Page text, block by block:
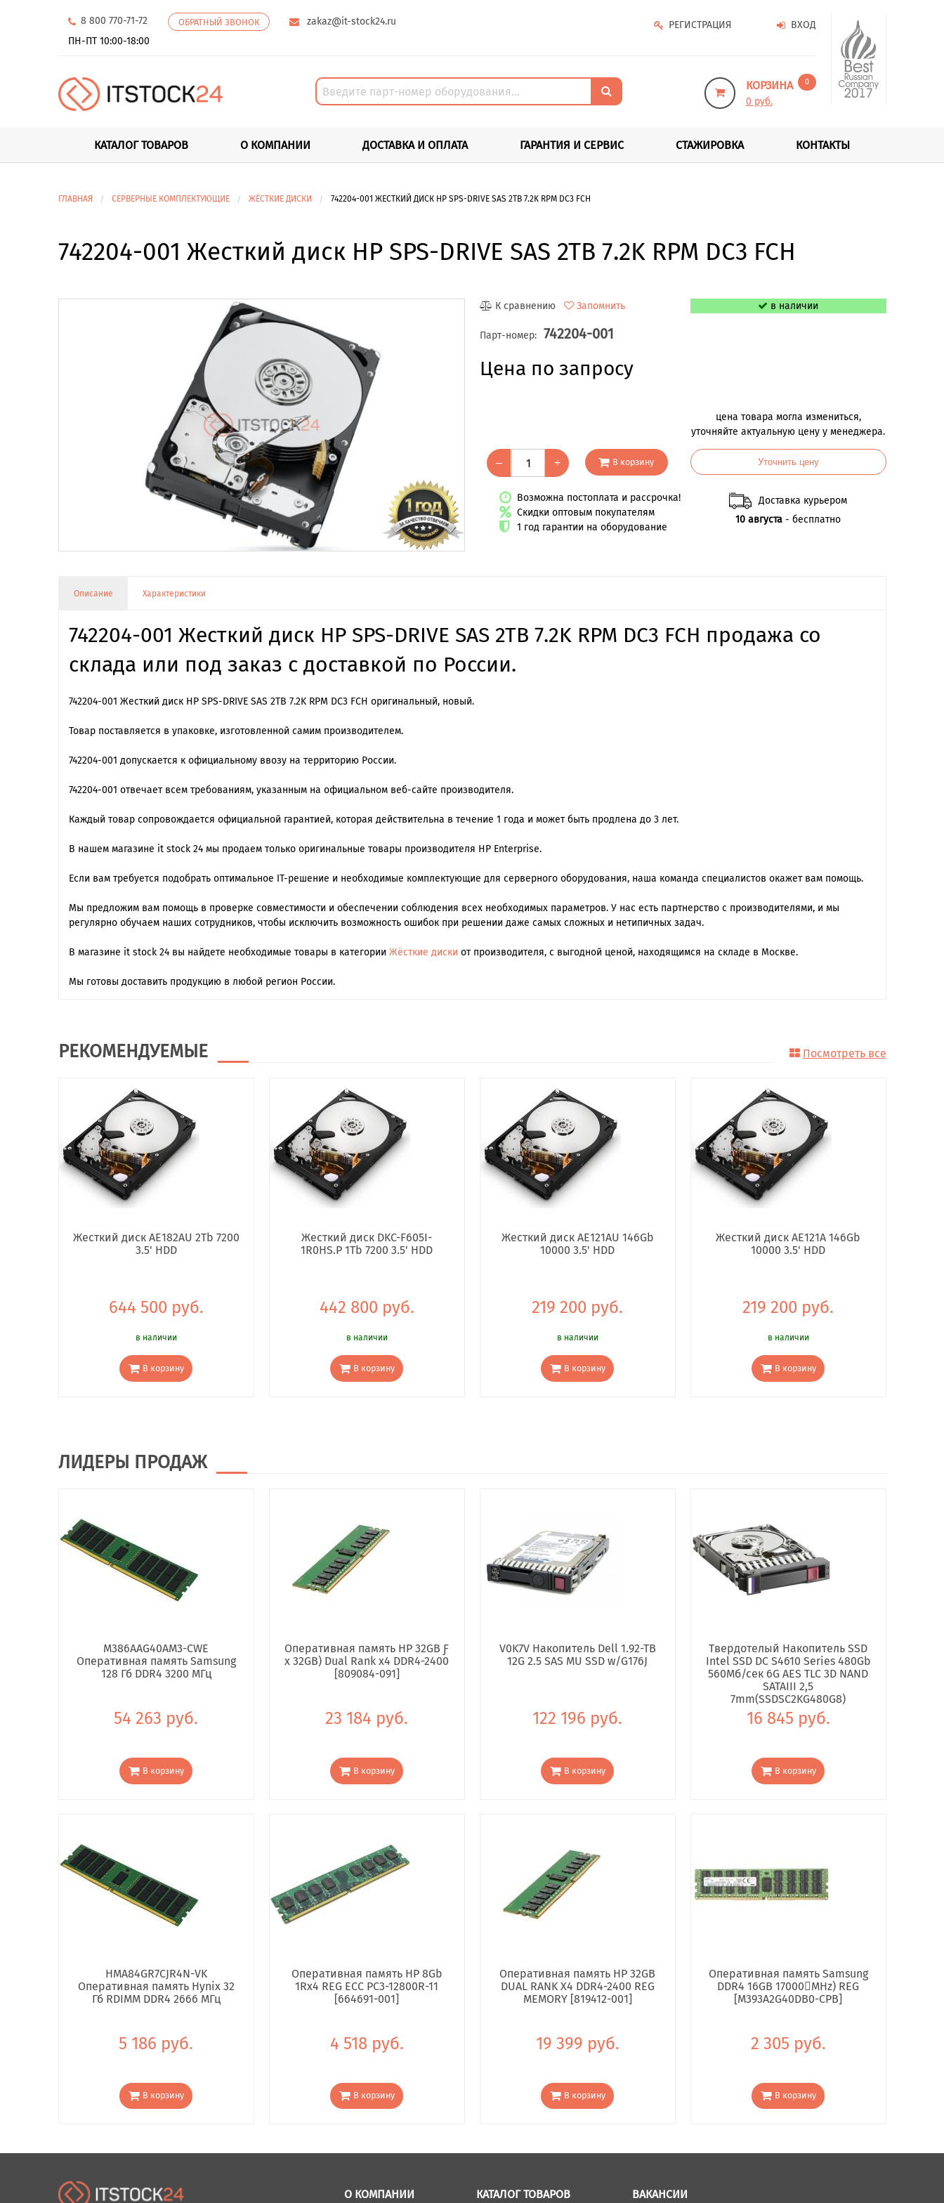
8 800 770-71-72 ОБРАТНЫЙ ЗВОНОК
zakaz@it-stock24.ru
ПН-ПТ 10:00-18:00
ВХОД
РЕГИСТРАЦИЯ
КОРЗИНА 0
0 руб.
КАТАЛОГ ТОВАРОВ О КОМПАНИИ ДОСТАВКА И ОПЛАТА ГАРАНТИЯ И СЕРВИС СТАЖИРОВКА КОНТАКТЫ
ГЛАВНАЯ СЕРВЕРНЫЕ КОМПЛЕКТУЮЩИЕ ЖЁСТКИЕ ДИСКИ 742204-001 ЖЕСТКИЙ ДИСК HP SPS-DRIVE SAS 2TB 7.2K RPM DC3 FCH
742204-001 Жесткий диск HP SPS-DRIVE SAS 2TB 7.2K RPM DC3 FCH
К сравнению Запомнить
Парт-номер: 742204-001
Цена по запросу
– + В корзину
Возможна постоплата и рассрочка!
Скидки оптовым покупателям
1 год гарантии на оборудование
в наличии
цена товара могла измениться,
уточняйте актуальную цену у менеджера.
Уточнить цену
Доставка курьером
10 августа - бесплатно
Описание Характеристики
742204-001 Жесткий диск HP SPS-DRIVE SAS 2TB 7.2K RPM DC3 FCH продажа со
склада или под заказ с доставкой по России.
742204-001 Жесткий диск HP SPS-DRIVE SAS 2TB 7.2K RPM DC3 FCH оригинальный, новый.
Товар поставляется в упаковке, изготовленной самим производителем.
742204-001 допускается к официальному ввозу на территорию России.
742204-001 отвечает всем требованиям, указанным на официальном веб-сайте производителя.
Каждый товар сопровождается официальной гарантией, которая действительна в течение 1 года и может быть продлена до 3 лет.
В нашем магазине it stock 24 мы продаем только оригинальные товары производителя HP Enterprise.
Если вам требуется подобрать оптимальное IT-решение и необходимые комплектующие для серверного оборудования, наша команда специалиcтов окажет вам помощь.
Мы предложим вам помощь в проверке совместимости и обеспечении соблюдения всех необходимых параметров. У нас есть партнерство с производителями, и мы
регулярно обучаем наших сотрудников, чтобы исключить возможность ошибок при решении даже самых сложных и нетипичных задач.
В магазине it stock 24 вы найдете необходимые товары в категории Жёсткие диски от производителя, с выгодной ценой, находящимся на складе в Москве.
Мы готовы доставить продукцию в любой регион России.
РЕКОМЕНДУЕМЫЕ Посмотреть все
Жесткий диск AE182AU 2Tb 7200
3.5' HDD
644 500 руб.
в наличии
В корзину
Жесткий диск DKC-F605I-
1R0HS.P 1Tb 7200 3.5' HDD
442 800 руб.
в наличии
В корзину
Жесткий диск AE121AU 146Gb
10000 3.5' HDD
219 200 руб.
в наличии
В корзину
Жесткий диск AE121A 146Gb
10000 3.5' HDD
219 200 руб.
в наличии
В корзину
ЛИДЕРЫ ПРОДАЖ
M386AAG40AM3-CWE
Оперативная память Samsung
128 Гб DDR4 3200 МГц
54 263 руб.
В корзину
Оперативная память HP 32GB Ƒ
x 32GB) Dual Rank x4 DDR4-2400
[809084-091]
23 184 руб.
В корзину
V0K7V Накопитель Dell 1.92-TB
12G 2.5 SAS MU SSD w/G176J
122 196 руб.
В корзину
Твердотелый Накопитель SSD
Intel SSD DC S4610 Series 480Gb
560Мб/сек 6G AES TLC 3D NAND
SATAIII 2,5
7mm(SSDSC2KG480G8)
16 845 руб.
В корзину
HMA84GR7CJR4N-VK
Оперативная память Hynix 32
Гб RDIMM DDR4 2666 МГц
5 186 руб.
В корзину
Оперативная память HP 8Gb
1Rx4 REG ECC PC3-12800R-11
[664691-001]
4 518 руб.
В корзину
Оперативная память HP 32GB
DUAL RANK X4 DDR4-2400 REG
MEMORY [819412-001]
19 399 руб.
В корзину
Оперативная память Samsung
DDR4 16GB 17000񢋕MHz) REG
[M393A2G40DB0-CPB]
2 305 руб.
В корзину
О КОМПАНИИ КАТАЛОГ ТОВАРОВ ВАКАНСИИ